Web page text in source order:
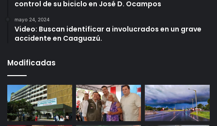
control de su biciclo en José D. Ocampos
mayo 24, 2024
Video: Buscan identificar a involucrados en un grave
accidente en Caaguazú.
Modificadas